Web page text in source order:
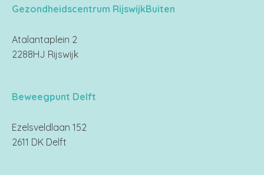
Gezondheidscentrum RijswijkBuiten
Atalantaplein 2
2288HJ Rijswijk
Beweegpunt Delft
Ezelsveldlaan 152
2611 DK Delft